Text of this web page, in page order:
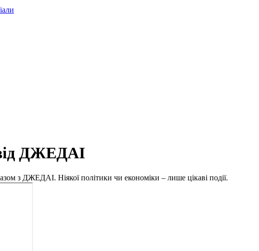
ДЖЕДАІ
з ДЖЕДАІ. Ніякої політики чи економіки – лише цікаві події.